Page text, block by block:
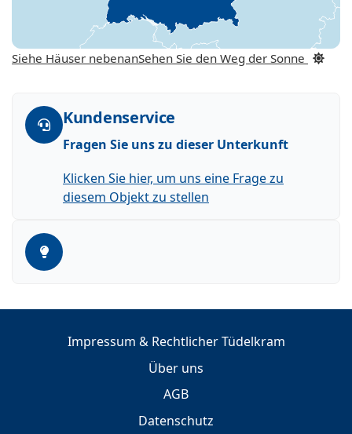
Siehe Häuser nebenanSehen Sie den Weg der Sonne
Kundenservice
Fragen Sie uns zu dieser Unterkunft
Klicken Sie hier, um uns eine Frage zu
diesem Objekt zu stellen
Impressum & Rechtlicher Tüdelkram
Über uns
AGB
Datenschutz